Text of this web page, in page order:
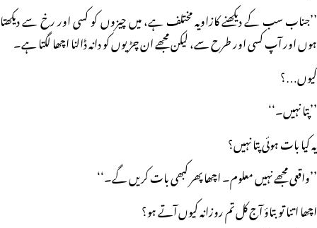
’’جناب سب کے دیکھنے کازاویہ مختلف ہے، میں چیزوں کو کسی اور رخ سے دیکھتا
ہوں اور آپ کسی اور طرح سے، لیکن مجھے ان چڑیوں کو دانہ ڈالنا اچھا لگتا ہے۔
کیوں…؟
’’پتا نہیں۔‘‘
یہ کیا بات ہوئی پتا نہیں؟
’’واقعی مجھے نہیں معلوم۔ اچھا پھر کبھی بات کریں گے۔‘‘
اچھا اتنا تو بتاؤ آج کل تم روزانہ کیوں آتے ہو؟